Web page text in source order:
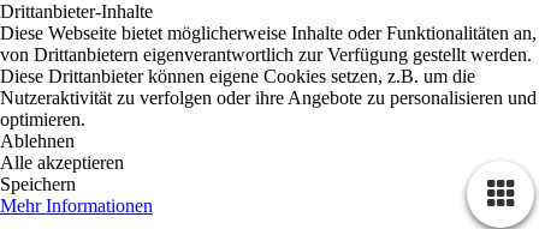
Drittanbieter-Inhalte
Diese Webseite bietet möglicherweise Inhalte oder Funktionalitäten
von Drittanbietern eigenverantwortlich zur Verfügung gestellt werden.
Diese Drittanbieter können eigene Cookies setzen, z.B. um die
Nutzeraktivität zu verfolgen oder ihre Angebote zu personalisieren
optimieren.
Ablehnen
Alle akzeptieren
Speichern
Mehr Informationen